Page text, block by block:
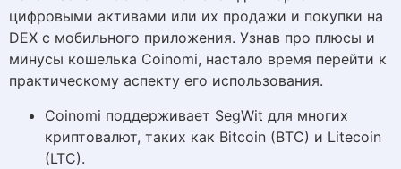
цифровыми активами или их продажи и покупки на
DEX с мобильного приложения. Узнав про плюсы и
минусы кошелька Coinomi, настало время перейти к
практическому аспекту его использования.
Coinomi поддерживает SegWit для многих
криптовалют, таких как Bitcoin (BTC) и Litecoin
(LTC).